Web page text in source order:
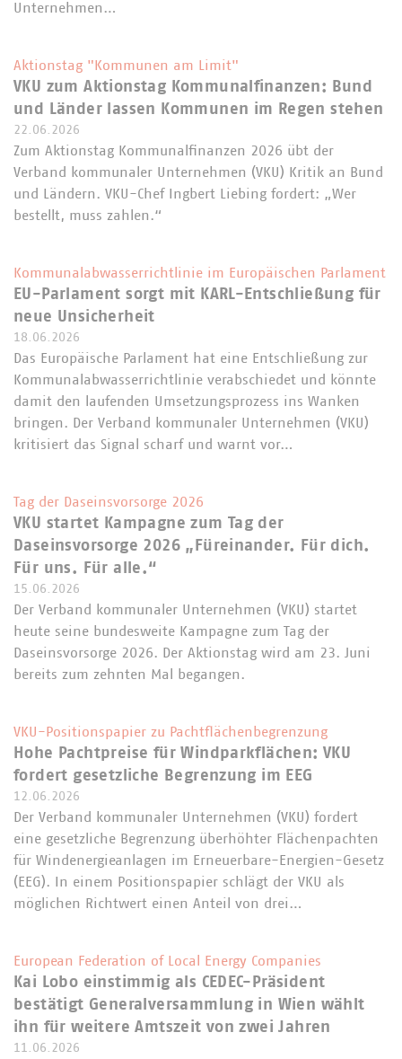
Unternehmen…
Aktionstag "Kommunen am Limit"
VKU zum Aktionstag Kommunalfinanzen: Bund
und Länder lassen Kommunen im Regen stehen
22.06.2026
Zum Aktionstag Kommunalfinanzen 2026 übt der
Verband kommunaler Unternehmen (VKU) Kritik an Bund
und Ländern. VKU-Chef Ingbert Liebing fordert: „Wer
bestellt, muss zahlen.“
Kommunalabwasserrichtlinie im Europäischen Parlament
EU-Parlament sorgt mit KARL-Entschließung für
neue Unsicherheit
18.06.2026
Das Europäische Parlament hat eine Entschließung zur
Kommunalabwasserrichtlinie verabschiedet und könnte
damit den laufenden Umsetzungsprozess ins Wanken
bringen. Der Verband kommunaler Unternehmen (VKU)
kritisiert das Signal scharf und warnt vor…
Tag der Daseinsvorsorge 2026
VKU startet Kampagne zum Tag der
Daseinsvorsorge 2026 „Füreinander. Für dich.
Für uns. Für alle.“
15.06.2026
Der Verband kommunaler Unternehmen (VKU) startet
heute seine bundesweite Kampagne zum Tag der
Daseinsvorsorge 2026. Der Aktionstag wird am 23. Juni
bereits zum zehnten Mal begangen.
VKU-Positionspapier zu Pachtflächenbegrenzung
Hohe Pachtpreise für Windparkflächen: VKU
fordert gesetzliche Begrenzung im EEG
12.06.2026
Der Verband kommunaler Unternehmen (VKU) fordert
eine gesetzliche Begrenzung überhöhter Flächenpachten
für Windenergieanlagen im Erneuerbare-Energien-Gesetz
(EEG). In einem Positionspapier schlägt der VKU als
möglichen Richtwert einen Anteil von drei…
European Federation of Local Energy Companies
Kai Lobo einstimmig als CEDEC-Präsident
bestätigt Generalversammlung in Wien wählt
ihn für weitere Amtszeit von zwei Jahren
11.06.2026